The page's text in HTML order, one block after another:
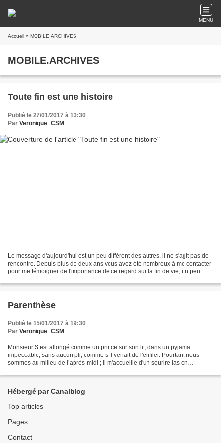
MENU
Accueil » MOBILE.ARCHIVES
MOBILE.ARCHIVES
Toute fin est une histoire
Publié le 27/01/2017 à 10:30
Par Veronique_CSM
Le message d'aujourd'hui est un peu différent des autres. il ne s'agit pas de
rencontre. Depuis plus de deux ans vous avez été nombreux à me contacter
pour me témoigner de l'importance de ce regard sur la fin de vie, un peu
Parenthèse
Publié le 15/01/2017 à 19:30
Par Veronique_CSM
Monsieur S est allongé comme un prince sur son lit, dans un pyjama
impeccable, sans aucun pli, comme s’il venait de l'enfiler. Pourtant nous
sommes au milieu de l’après-midi ; il m'accueille d'un sourire las en
Hébergé par Canalblog
Top articles
Pages
Contact